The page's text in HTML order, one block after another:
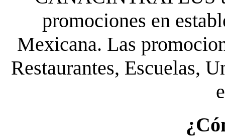
promociones en
Mexicana. Las
Restaurantes, Escuelas,